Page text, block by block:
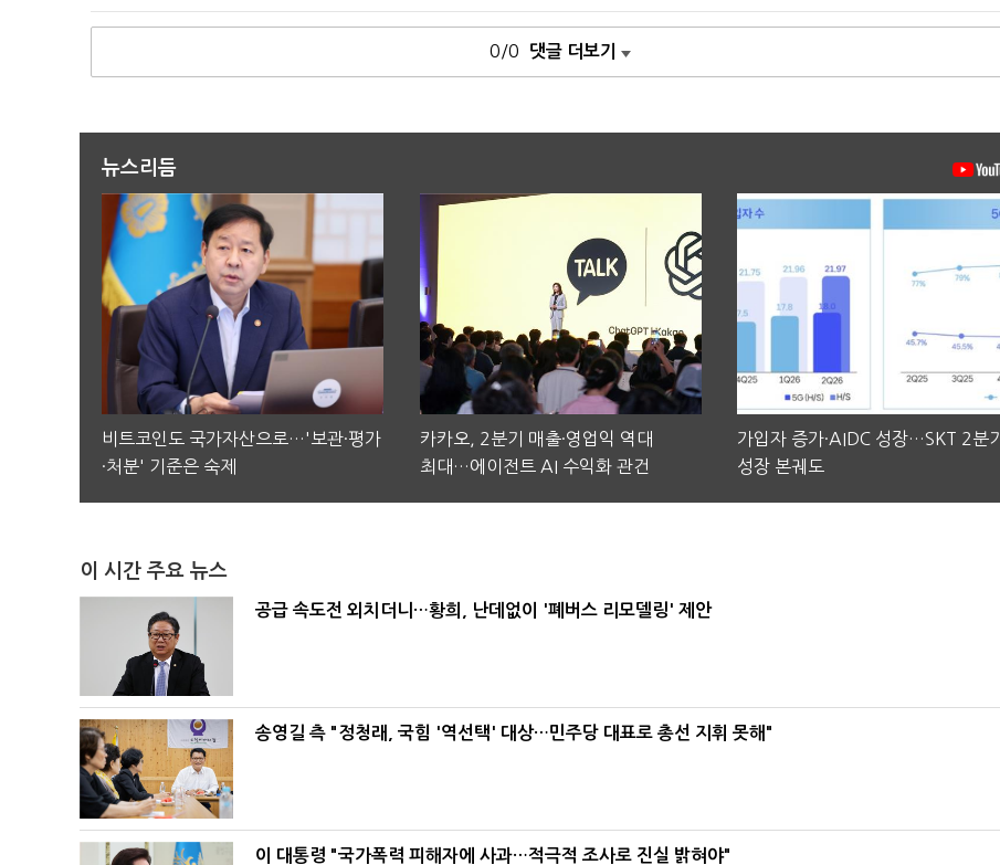
0/0 댓글 더보기
뉴스리듬
비트코인도 국가자산으로…'보관·평가
·처분' 기준은 숙제
카카오, 2분기 매출·영업익 역대
최대…에이전트 AI 수익화 관건
가입자 증가·AIDC 성장…SKT 2분기
성장 본궤도
이 시간 주요 뉴스
공급 속도전 외치더니…황희, 난데없이 '폐버스 리모델링' 제안
송영길 측 "정청래, 국힘 '역선택' 대상…민주당 대표로 총선 지휘 못해"
이 대통령 "국가폭력 피해자에 사과…적극적 조사로 진실 밝혀야"